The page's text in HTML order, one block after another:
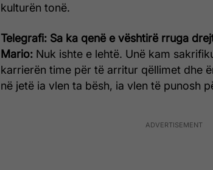
kulturën tonë.
Telegrafi: Sa ka qenë e vështirë rruga
Mario: Nuk ishte e lehtë. Unë kam
karrierën time për të arritur qëllimet dhe
në jetë ia vlen ta bësh, ia vlen të punosh